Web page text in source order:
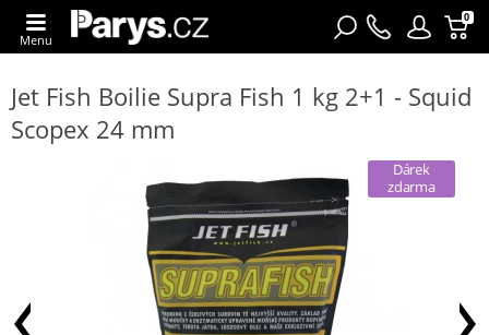
0
Menu
Jet Fish Boilie Supra Fish 1 kg 2+1 - Squid
Scopex 24 mm
Dárek
zdarma